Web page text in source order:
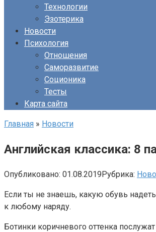
Технологии
Эзотерика
Новости
Психология
Отношения
Саморазвитие
Соционика
Тесты
Карта сайта
Главная » Новости
Английская классика: 8
Опубликовано: 01.08.2019Рубрика:
Если ты не знаешь, какую обувь
к любому наряду.
Ботинки коричневого оттенка